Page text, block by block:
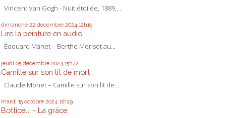
Vincent Van Gogh - Nuit étoilée, 1889,...
dimanche 22 décembre 2024 12h19
Lire la peinture en audio
Édouard Manet – Berthe Morisot au...
jeudi 05 décembre 2024 15h42
Camille sur son lit de mort
Claude Monet – Camille sur son lit de...
mardi 15 octobre 2024 11h29
Botticelli - La grâce